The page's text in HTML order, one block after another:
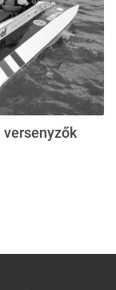
versenyzők